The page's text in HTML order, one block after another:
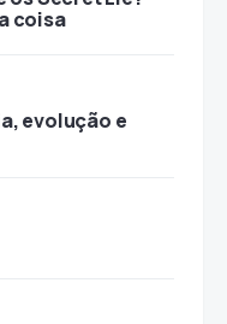
coisa
evolução e